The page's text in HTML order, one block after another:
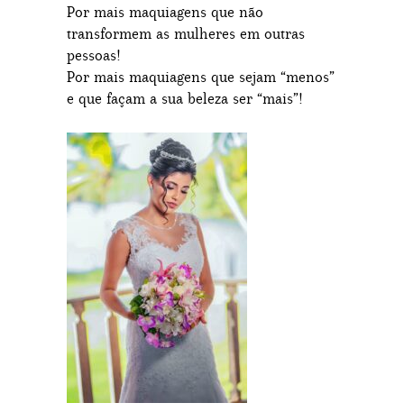
Por mais maquiagens que não
transformem as mulheres em outras
pessoas!
Por mais maquiagens que sejam “menos”
e que façam a sua beleza ser “mais”!